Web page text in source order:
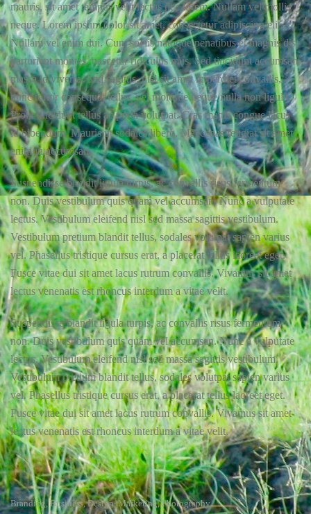
mauris, sit amet tempus velit lectus nec lorem. Nullam vel mollis
neque. Lorem ipsum dolor sit amet, consectetur adipiscing elit.
Nullam vel enim dui. Cum sociis natoque penatibus et magnis dis
parturient montes, nascetur ridiculus mus. Sed tincidunt accumsan
massa id viverra. Sed sagittis, nisl sit amet imperdiet convallis,
nunc tortor consequat tellus, vel molestie neque nulla non ligula.
Proin tincidunt tellus ac porta volutpat. Cras mattis congue lacus
id bibendum. Mauris ut sodales libero. Maecenas feugiat sit amet
enim in accumsan.
Suspendisse blandit ligula turpis, ac convallis risus fermentum
non. Duis vestibulum quis quam vel accumsan. Nunc a vulputate
lectus. Vestibulum eleifend nisl sed massa sagittis vestibulum.
Vestibulum pretium blandit tellus, sodales volutpat sapien varius
vel. Phasellus tristique cursus erat, a placerat tellus laoreet eget.
Fusce vitae dui sit amet lacus rutrum convallis. Vivamus sit amet
lectus venenatis est rhoncus interdum a vitae velit.
Suspendisse blandit ligula turpis, ac convallis risus fermentum
non. Duis vestibulum quis quam vel accumsan. Nunc a vulputate
lectus. Vestibulum eleifend nisl sed massa sagittis vestibulum.
Vestibulum pretium blandit tellus, sodales volutpat sapien varius
vel. Phasellus tristique cursus erat, a placerat tellus laoreet eget.
Fusce vitae dui sit amet lacus rutrum convallis. Vivamus sit amet
lectus venenatis est rhoncus interdum a vitae velit.
Branding,Business,Design,Marketing,Photography